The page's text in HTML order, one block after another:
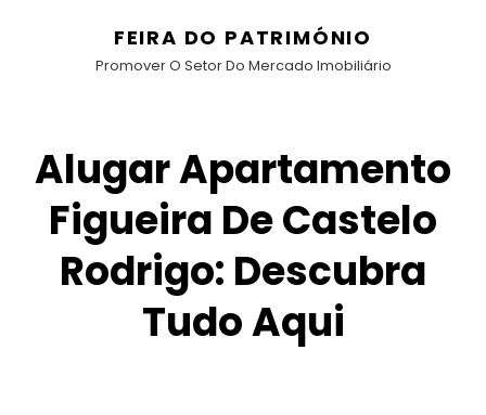
FEIRA DO PATRIMÓNIO
Promover O Setor Do Mercado Imobiliário
Alugar Apartamento
Figueira De Castelo
Rodrigo: Descubra
Tudo Aqui